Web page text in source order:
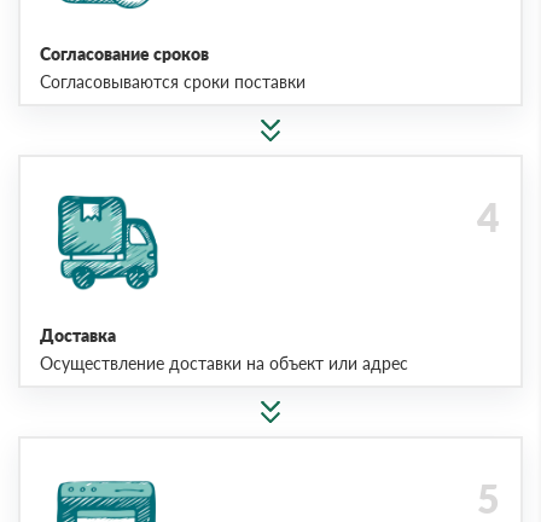
Согласование сроков
Согласовываются сроки поставки
Доставка
Осуществление доставки на объект или адрес